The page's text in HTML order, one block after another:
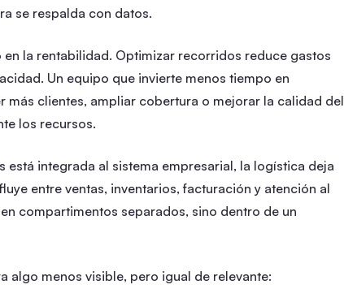
se respalda con datos.
la rentabilidad. Optimizar recorridos reduce gastos
Un equipo que invierte menos tiempo en
clientes, ampliar cobertura o mejorar la calidad del
los recursos.
está integrada al sistema empresarial, la logística deja
entre ventas, inventarios, facturación y atención al
compartimentos separados, sino dentro de un
algo menos visible, pero igual de relevante: